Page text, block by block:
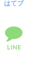
はてブ
LINE